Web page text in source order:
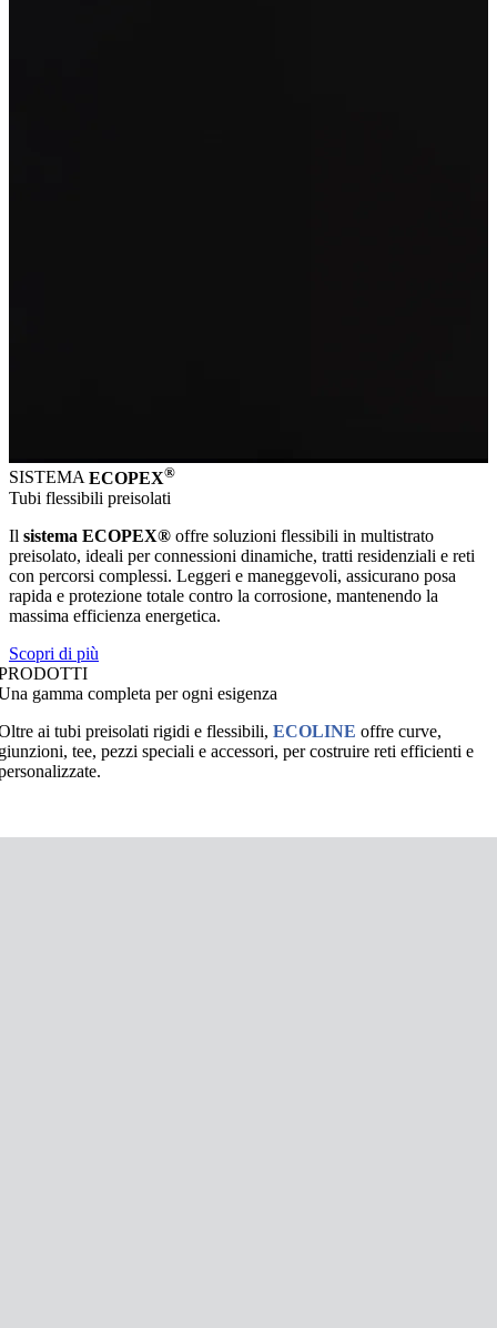
SISTEMAECOPEX®
Tubi flessibili preisolati
Il sistema ECOPEX® offre soluzioni flessibili in multistrato
preisolato, ideali per connessioni dinamiche, tratti residenziali e reti
con percorsi complessi. Leggeri e maneggevoli, assicurano posa
rapida e protezione totale contro la corrosione, mantenendo la
massima efficienza energetica.
Scopri di più
gamma completa per ogni esigenza
ai tubi preisolati rigidi e flessibili, ECOLINE offre curve,
tee, pezzi speciali e accessori, per costruire reti efficienti e